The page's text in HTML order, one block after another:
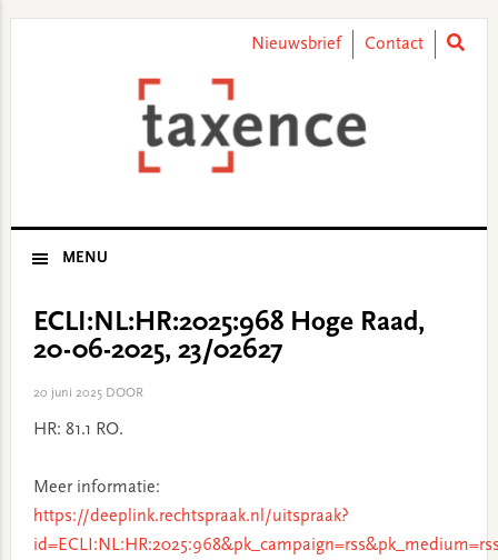
Nieuwsbrief Contact
MENU
ECLI:NL:HR:2025:968 Hoge Raad,
20-06-2025, 23/02627
20 juni 2025DOOR
HR: 81.1 RO.
Meer informatie:
https://deeplink.rechtspraak.nl/uitspraak?